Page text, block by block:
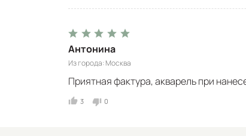
Антонина
Из города Москва
Приятная фактура, акварель при
3 0